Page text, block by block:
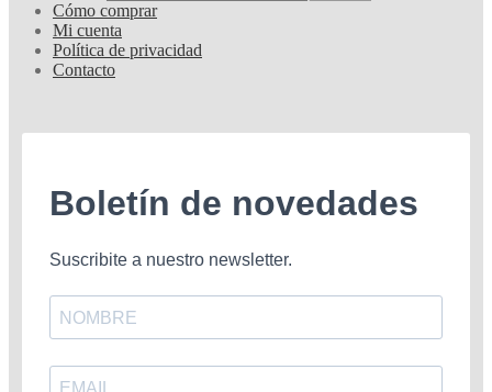
Cómo comprar
Mi cuenta
Política de privacidad
Contacto
Boletín de novedades
Suscribite a nuestro newsletter.